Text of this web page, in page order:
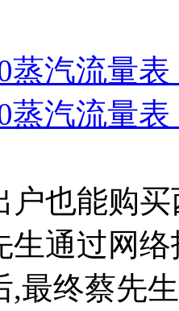
蒸汽流量
蒸汽流量
户也能购
生通过网
,最终蔡先